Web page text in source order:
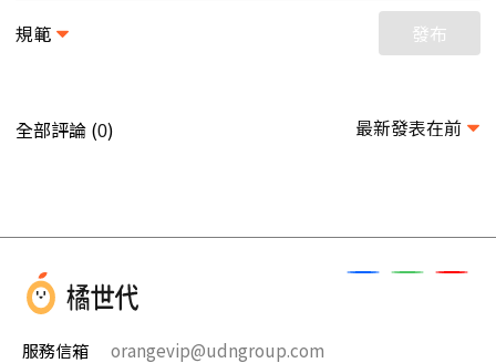
規範 發布
全部評論 (0) 最新發表在前
服務信箱 orangevip@udngroup.com